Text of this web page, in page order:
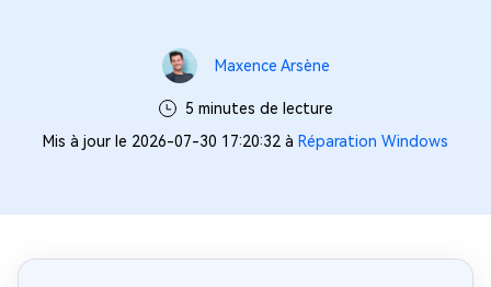
Maxence Arsène
5 minutes de lecture
Mis à jour le 2026-07-30 17:20:32 à Réparation Windows